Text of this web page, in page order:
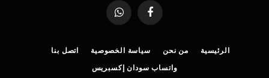
فيسبوك واتساب
الرئيسية من نحن سياسة الخصوصية
اتصل بنا
واتساب سودان إكسبريس